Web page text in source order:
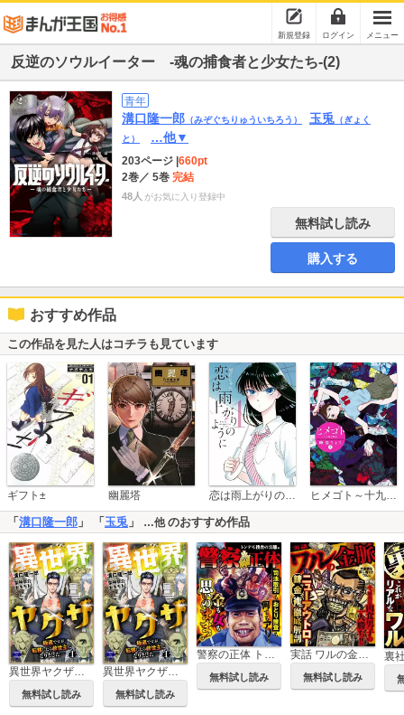
新規登録 ログイン メニュー
反逆のソウルイーター -魂の捕食者と少女たち-(2)
青年
溝口隆一郎 （みぞぐちりゅういちろう） 玉兎 （ぎょく
と）
…他▼
203ページ 660pt
2巻／ 5巻 完結
48人 がお気に入り登録中
無料試し読み
購入する
おすすめ作品
この作品を見た人はコチラも見ています
ギフト± 幽麗塔 恋は雨上がりのように ヒメゴト～十九歳の制服～
「 溝口隆一郎 」 「 玉兎 」 …他のおすすめ作品
無料試し読み 無料試し読み
無料試し読み 無料試し読み